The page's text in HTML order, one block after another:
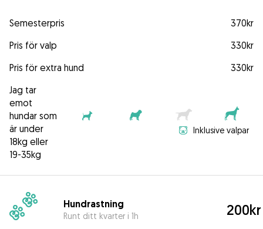
Semesterpris
370kr
Pris för valp
330kr
Pris för extra hund
330kr
Jag tar
emot
hundar som
är under
18kg eller
19-35kg
Inklusive valpar
Hundrastning
Runt ditt kvarter i 1h 200kr